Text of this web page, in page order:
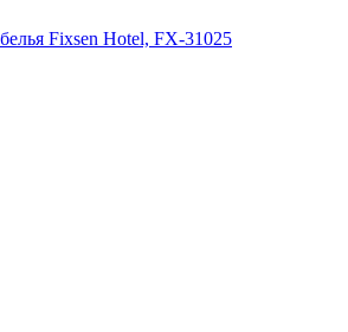
Fixsen Hotel, FX-31025